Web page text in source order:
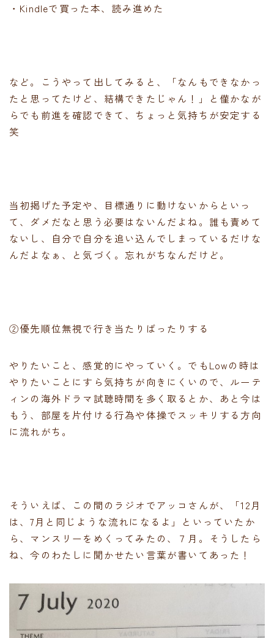
・Kindleで買った本、読み進めた
など。こうやって出してみると、「なんもできなかっ
たと思ってたけど、結構できたじゃん！」と僅かなが
らでも前進を確認できて、ちょっと気持ちが安定する
笑
当初掲げた予定や、目標通りに動けないからといっ
て、ダメだなと思う必要はないんだよね。誰も責めて
ないし、自分で自分を追い込んでしまっているだけな
んだよなぁ、と気づく。忘れがちなんだけど。
②優先順位無視で行き当たりばったりする
やりたいこと、感覚的にやっていく。でもLowの時は
やりたいことにすら気持ちが向きにくいので、ルーテ
ィンの海外ドラマ試聴時間を多く取るとか、あと今は
もう、部屋を片付ける行為や体操でスッキリする方向
に流れがち。
そういえば、この間のラジオでアッコさんが、「12月
は、7月と同じような流れになるよ」といっていたか
ら、マンスリーをめくってみたの、７月。そうしたら
ね、今のわたしに聞かせたい言葉が書いてあった！